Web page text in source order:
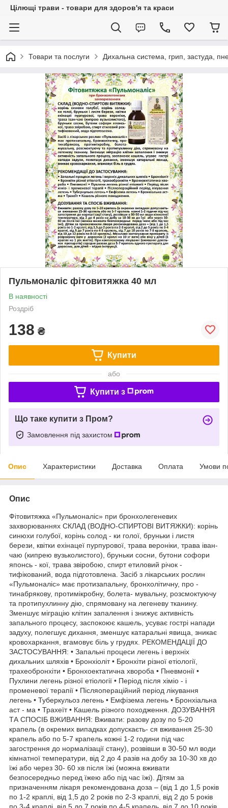
Цілющі трави - товари для здоров'я та краси
Товари та послуги Дихальна система, грип, застуда,
Пульмоналіс фітовитяжка 40 мл
В наявності
Роздріб
138 ₴
Купити
або
Купити з
Що таке купити з Пром?
Замовлення під захистом
Опис Характеристики Доставка Оплата Умови
Опис
Фітовитяжка «Пульмоналіс» при бронхолегеневих
захворюваннях СКЛАД (ВОДНО-СПИРТОВІ ВИТЯЖКИ): корінь
синюхи голубої, корінь солод - ки голої, бруньки і листя
берези, квітки ехінацеї пурпурової, трава вероніки, трава іван-
чаю (кипрею вузьколистого), бруньки сосни, бутони софори
японсь - кої, трава звіробою, спирт етиловий річок -
тифікований, вода підготовлена. Засіб з лікарських рослин
«Пульмоналіс» має протизапальну, бронхолітичну, про -
тинабрякову, протимікробну, болета- мувальну, розсмоктуючу
та протипухлинну дію, спрямовану на легеневу тканину.
Зменшує міграцію клітин запалення і знижує активність
запального процесу, заспокоює кашель, усуває гострі напади
задуху, полегшує дихання, зменшує катаральні явища, зникає
кровохаркання, вгамовує біль у грудях. РЕКОМЕНДАЦІЇ ДО
ЗАСТОСУВАННЯ: • Запальні процеси легень і верхніх
дихальних шляхів • Бронхіоліт • Бронхіти різної етіології,
трахеобронхіти • Бронхоектатична хвороба • Пневмонії •
Пухлини легень різної етіології • Період після хіміо - і
променевої терапії • Післяопераційний період лікування
легень • Туберкульоз легень • Емфізема легень • Бронхіальна
аст - ма • Трахеїт • Кашель різного походження. ДОЗУВАННЯ
ТА СПОСІБ ВЖИВАННЯ: Вживати: разову дозу по 5-20
крапель (в окремих випадках допускаєть- ся вживання 25-30
крапель або по 5-7 крапель кожні 1-2 години під час
загострення до нормалізації стану), розвівши в 30-50 мл води
кімнатної температури, від 2 до 4 разів на добу за 10-30 хв до
їжі або через 30- 60 хв після їжі (можна вживати
безпосередньо перед їжею або під час їжі). Дітям за
призначенням лікаря рекомендована доза – (від 1 до 1,5 років
по 1-2 краплі, від 1,5 до 2 років по 2-3 краплі, від 2 до 5 років
по 3-4 краплі, від 5 до 7 років по 4-5 крапель, від 7 до 10 років